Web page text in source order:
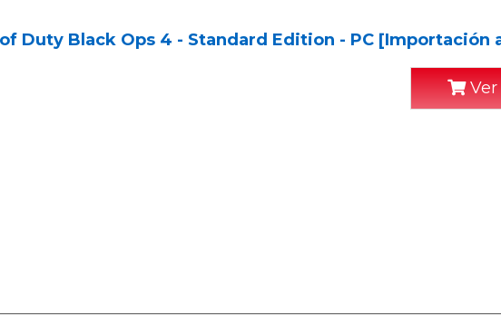
Duty Black Ops 4 - Standard Edition - PC [Importación
Ver